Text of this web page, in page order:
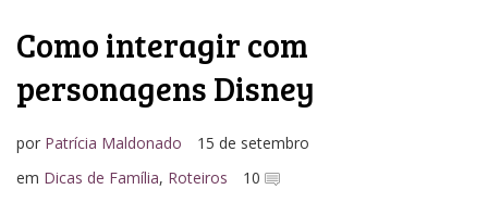
Como interagir com
personagens Disney
por Patrícia Maldonado
15 de setembro
em Dicas de Família, Roteiros 10